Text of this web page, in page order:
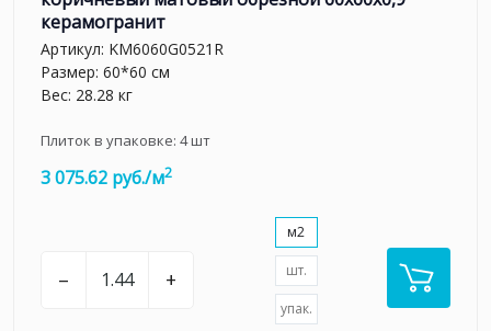
керамогранит
Артикул: KM6060G0521R
Размер: 60*60 см
Вес: 28.28 кг
Плиток в упаковке: 4шт
3 075.62 руб./м2
– +
м2
шт.
упак.